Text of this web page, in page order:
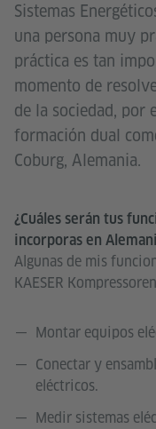
Sistemas
una persona muy
práctica es tan
momento de
de la sociedad, por
formación dual
Coburg, Alemania.
¿Cuáles serán tus
incorporas en
Algunas de mis
KAESER
Montar equipos
Conectar y
eléctricos.
Medir sistemas